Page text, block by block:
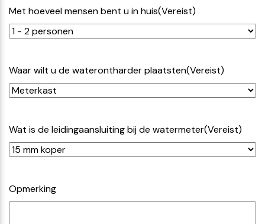
Met hoeveel mensen bent u in huis(Vereist)
Waar wilt u de waterontharder plaatsten(Vereist)
Wat is de leidingaansluiting bij de watermeter(Vereist)
Opmerking